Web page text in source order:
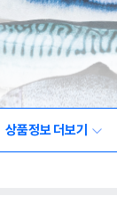
상품정보 더보기